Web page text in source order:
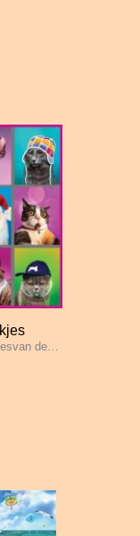
de…